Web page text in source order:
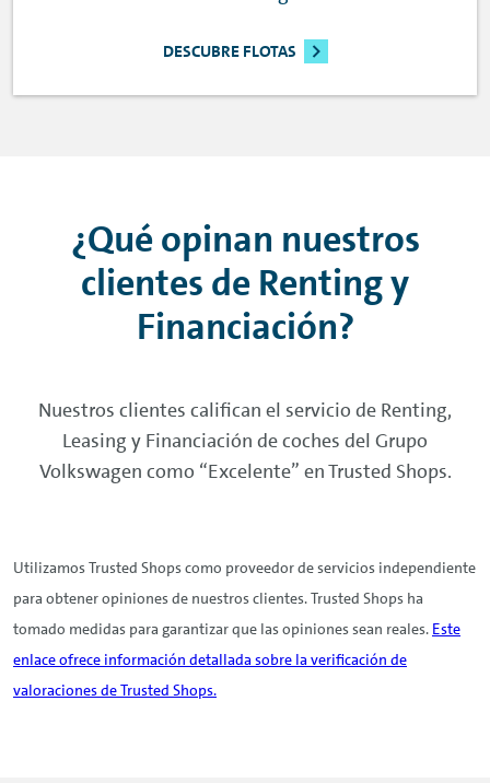
DESCUBRE FLOTAS
¿Qué opinan nuestros
clientes de Rentingy
Financiación?
Nuestros clientes califican el servicio de Renting,
Leasing y Financiación de coches del Grupo
Volkswagen como “Excelente” en Trusted Shops.
Utilizamos Trusted Shops como proveedor de servicios independiente
para obtener opiniones de nuestros clientes. Trusted Shops ha
tomado medidas para garantizar que las opiniones sean reales. Este
enlace ofrece información detallada sobre la verificación de
valoraciones de Trusted Shops.